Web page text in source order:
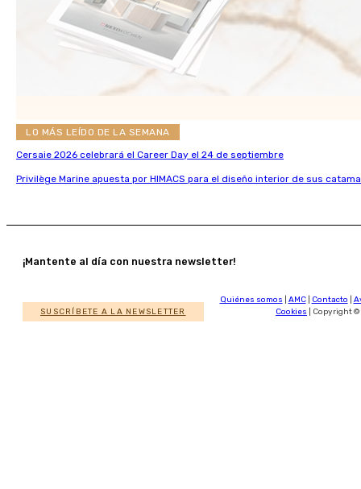
LO MÁS LEÍDO DE LA SEMANA
Cersaie 2026 celebrará el Career Day el 24 de septiembre
Privilège Marine apuesta por HIMACS para el diseño interior de sus
¡Mantente al día con nuestra newsletter!
SUSCRÍBETE A LA NEWSLETTER
Quiénes somos AMC| Contacto
Cookies | Copyright